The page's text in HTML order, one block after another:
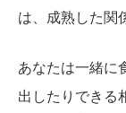
は、成熟した関
あなたは一緒に
出したりできる